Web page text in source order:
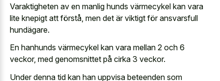
Varaktigheten av en manlig hunds värmecykel kan vara
lite knepigt att förstå, men det är viktigt för ansvarsfull
hundägare.
En hanhunds värmecykel kan vara mellan 2 och 6
veckor, med genomsnittet på cirka 3 veckor.
Under denna tid kan han uppvisa beteenden som